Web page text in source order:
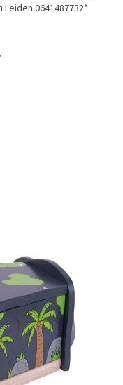
0641487732*